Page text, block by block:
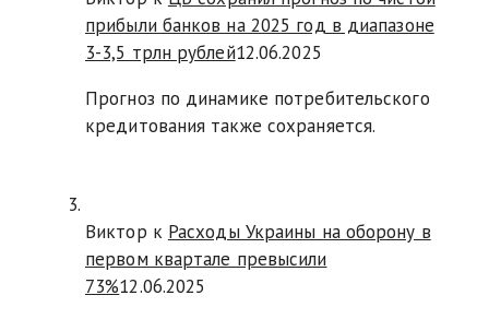
прибыли банков на 2025 год в диапазоне
3-3,5 трлн рублей12.06.2025
Прогноз по динамике потребительского
кредитования также сохраняется.
Виктор к Расходы Украины на оборону в
первом квартале превысили
73%12.06.2025